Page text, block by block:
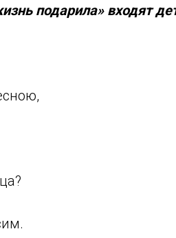
подарила» входят